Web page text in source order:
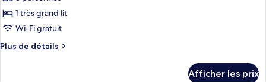
type
de
chambre :
Chambre
1 très grand lit
Wi-Fi gratuit
Plus de détails
Plus
Afficher les prix